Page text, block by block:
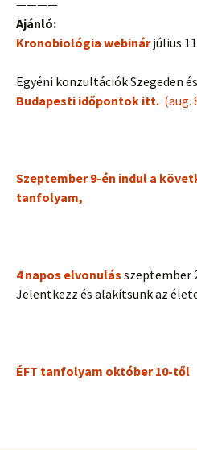
————
Ajánló:
Kronobiológia webinárjúlius
Egyéni konzultációk Szegeden
Budapesti időpontok itt. (aug.
Szeptember 9-én indul a
tanfolyam,
4 napos elvonulás szeptember
Jelentkezz és alakítsunk az
ÉFT tanfolyam október 10-től